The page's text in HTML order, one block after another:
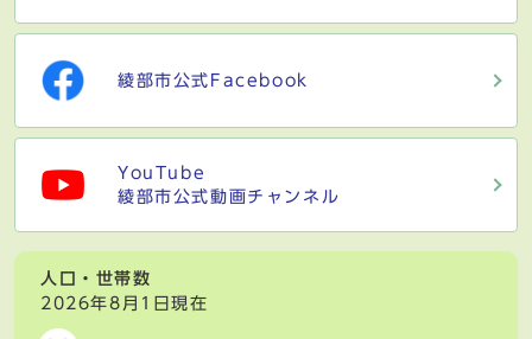
綾部市公式Facebook
YouTube
綾部市公式動画チャンネル
人口・世帯数
2026年8月1日現在